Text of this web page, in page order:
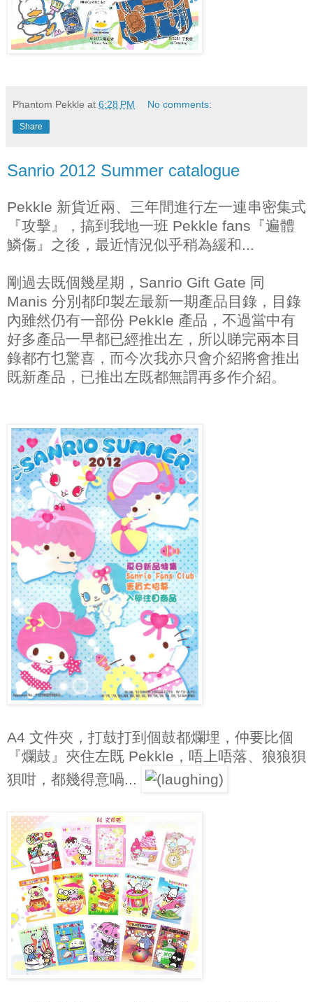
Phantom Pekkle at 6:28 PM No comments:
Share
Sanrio 2012 Summer catalogue
Pekkle 新貨近兩、三年間進行左一連串密集式
『攻擊』，搞到我地一班 Pekkle fans『遍體
鱗傷』之後，最近情況似乎稍為緩和...
剛過去既個幾星期，Sanrio Gift Gate 同
Manis 分別都印製左最新一期產品目錄，目錄
內雖然仍有一部份 Pekkle 產品，不過當中有
好多產品一早都已經推出左，所以睇完兩本目
錄都冇乜驚喜，而今次我亦只會介紹將會推出
既新產品，已推出左既都無謂再多作介紹。
A4 文件夾，打鼓打到個鼓都爛埋，仲要比個
『爛鼓』夾住左既 Pekkle，唔上唔落、狼狼狽
狽咁，都幾得意喎...